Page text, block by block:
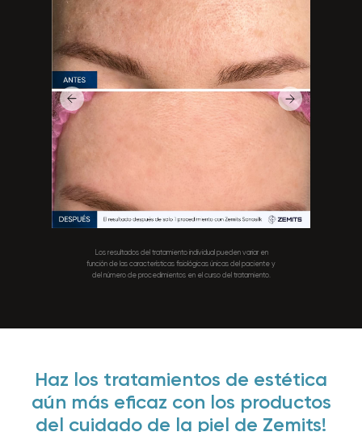
Los resultados del tratamiento individual pueden variar en
función de las características fisiológicas únicas del paciente y
del número de procedimientos en el curso del tratamiento.
Haz los tratamientos de estética
aún más eficaz con los productos
del cuidado de la piel de Zemits!